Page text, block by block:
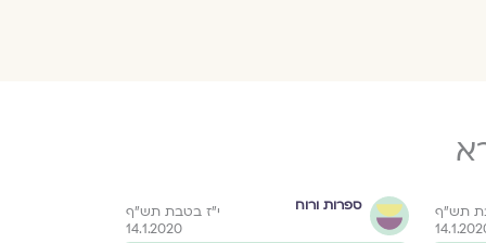
תש"ף
ספרות ורוח
י"ז בטבת תש"ף
14.1.2020